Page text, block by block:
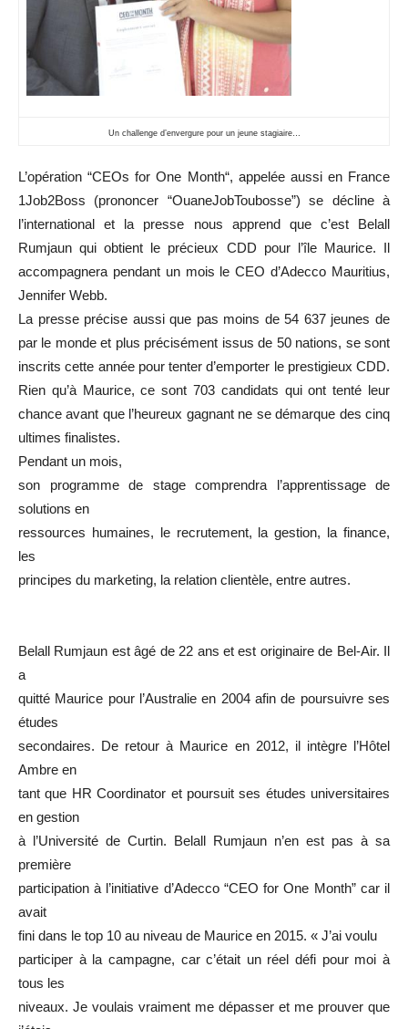
Un challenge d’envergurepour un jeune stagiaire…
L’opération “CEOs for One Month“, appelée aussi en France
1Job2Boss (prononcer “OuaneJobToubosse”) se déclineà
l’international et la presse nous apprend que c’est Belall
Rumjaun qui obtient le précieux CDD pour l’île Maurice. Il
accompagnera pendant un mois le CEO d’Adecco Mauritius,
Jennifer Webb.
La presse précise aussique pas moins de 54 637 jeunes de
par le monde et plus précisément issus de 50 nations, se sont
inscrits cette année pour tenter d’emporter le prestigieux CDD.
Rien qu’à Maurice, ce sont 703 candidats qui ont tenté leur
chance avant que l’heureux gagnant ne se démarque des cinq
ultimes finalistes.
Pendant un mois,
son programme de stage comprendra l’apprentissage de
solutions en
ressources humaines, le recrutement, la gestion, la finance,
les
principes du marketing, la relation clientèle, entre autres.
Belall Rumjaun est âgé de 22 ans et est originaire de Bel-Air. Il
a
quitté Maurice pour l’Australie en 2004 afin de poursuivre ses
études
secondaires. De retour à Maurice en 2012, il intègre l’Hôtel
Ambre en
tant que HR Coordinator et poursuit ses études universitaires
en gestion
à l’Université de Curtin. Belall Rumjaun n’en est pas à sa
première
participation à l’initiative d’Adecco “CEO for One Month” car il
avait
fini dans le top 10 au niveau de Maurice en 2015. « J’ai voulu
participer à la campagne, car c’était un réel défi pour moi à
tous les
niveaux. Je voulais vraiment me dépasser et me prouver que